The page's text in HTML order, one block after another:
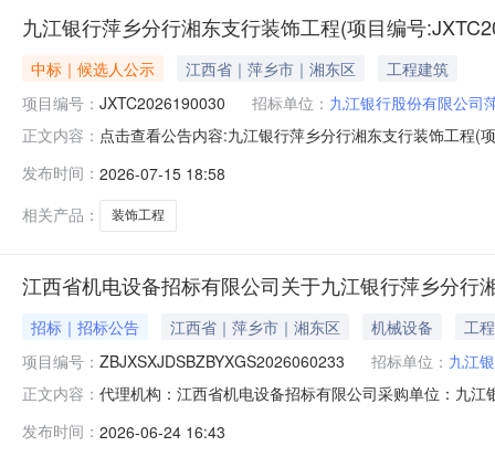
九江银行萍乡分行湘东支行装饰工程(项目编号
中标｜候选人公示 江西省｜萍乡市｜湘东区
工程建筑
项目编号： JXTC2026190030 招标单位： 九江银行股份有限公司
正文内容： 点击查看公告内容:九江银行萍乡分行湘东支行装饰工程(
发布时间： 2026-07-15 18:58
相关产品：
装饰工程
江西省机电设备招标有限公司关于九江银行萍乡分
招标｜招标公告 江西省｜萍乡市｜湘东区 机械设备
工程
项目编号： ZBJXSXJDSBZBYXGS2026060233 招标单位： 九江
正文内容： 代理机构：江西省机电设备招标有限公司采购单位：九
萍乡分行湘东支行装饰工程（项目编号：
发布时间： 2026-06-24 16:43